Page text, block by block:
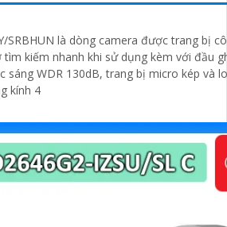
SRBHUN là dòng camera được trang bị
tìm kiếm nhanh khi sử dụng kèm với đầu
sáng WDR 130dB, trang bị micro kép và
kính 4